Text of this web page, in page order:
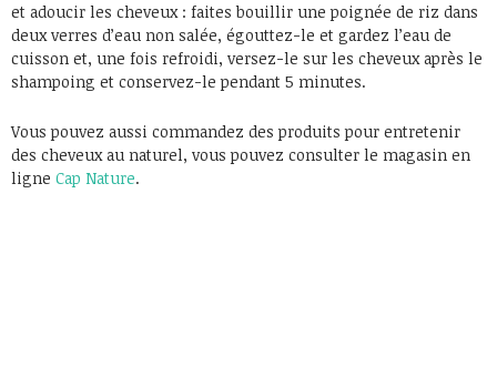
et adoucir les cheveux : faites bouillir une poignée de riz dans
deux verres d’eau non salée, égouttez-le et gardez l’eau de
cuisson et, une fois refroidi, versez-le sur les cheveux après le
shampoing et conservez-le pendant 5 minutes.
Vous pouvez aussi commandez des produits pour entretenir
des cheveux au naturel, vous pouvez consulter le magasin en
ligne Cap Nature.